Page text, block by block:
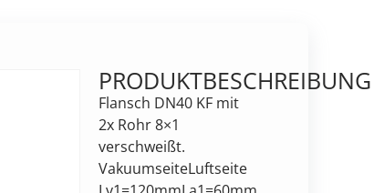
PRODUKTBESCHREIBUNG
Flansch DN40 KF mit
2x Rohr 8×1
verschweißt.
VakuumseiteLuftseite